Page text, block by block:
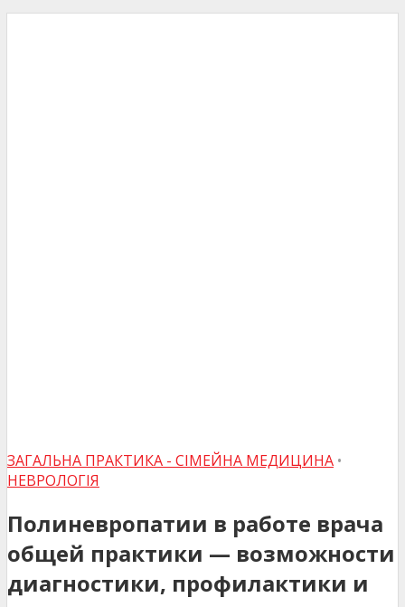
ЗАГАЛЬНА ПРАКТИКА - СІМЕЙНА МЕДИЦИНА •
НЕВРОЛОГІЯ
Полиневропатии в работе врача
общей практики — возможности
диагностики, профилактики и